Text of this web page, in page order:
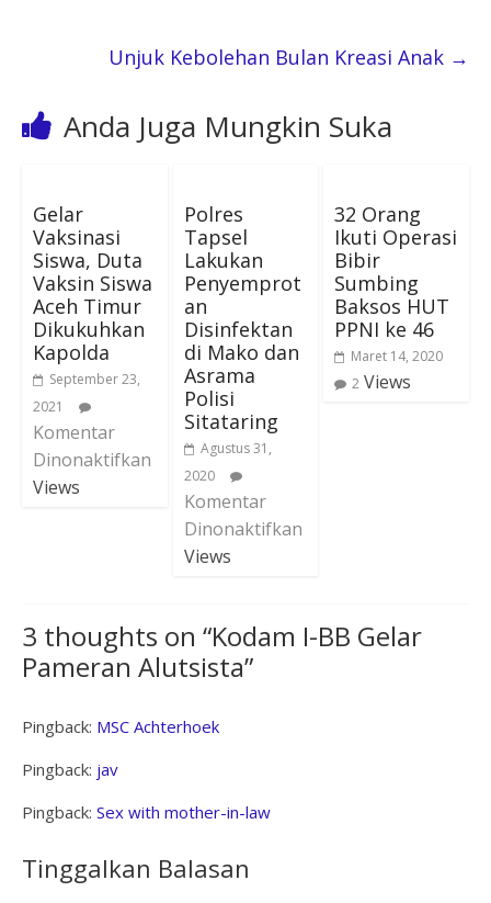
Unjuk Kebolehan Bulan Kreasi Anak →
Anda Juga Mungkin Suka
Gelar
Vaksinasi
Siswa, Duta
Vaksin Siswa
Aceh Timur
Dikukuhkan
Kapolda
September 23,
2021
Komentar
Dinonaktifkan
Views
Polres
Tapsel
Lakukan
Penyemprot
an
Disinfektan
di Mako dan
Asrama
Polisi
Sitataring
Agustus 31,
2020
Komentar
Dinonaktifkan
Views
32 Orang
Ikuti Operasi
Bibir
Sumbing
Baksos HUT
PPNI ke 46
Maret 14, 2020
2 Views
3 thoughts on “Kodam I-BB Gelar
Pameran Alutsista”
Pingback: MSC Achterhoek
Pingback: jav
Pingback: Sex with mother-in-law
Tinggalkan Balasan